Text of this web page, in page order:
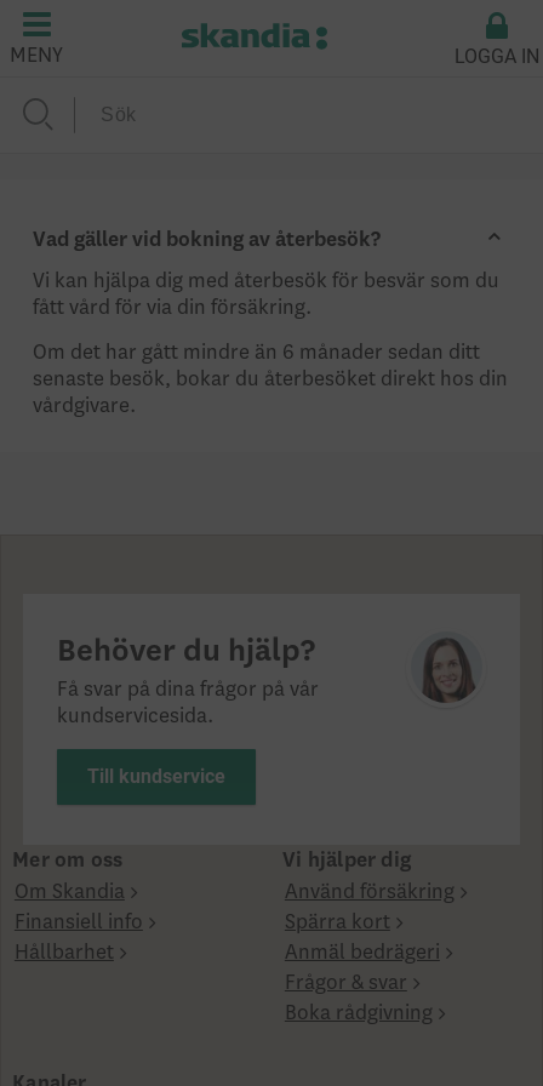
MENY LOGGA IN
Vad gäller vid bokning av återbesök?
Vi kan hjälpa dig med återbesök för besvär som du
fått vård för via din försäkring.
Om det har gått mindre än 6 månader sedan ditt
senaste besök, bokar du återbesöket direkt hos din
vårdgivare.
Behöver du hjälp?
Få svar på dina frågor på vår
kundservicesida.
Till kundservice
Mer om oss
Om Skandia
Finansiell info
Hållbarhet
Vi hjälper dig
Använd försäkring
Spärra kort
Anmäl bedrägeri
Frågor & svar
Boka rådgivning